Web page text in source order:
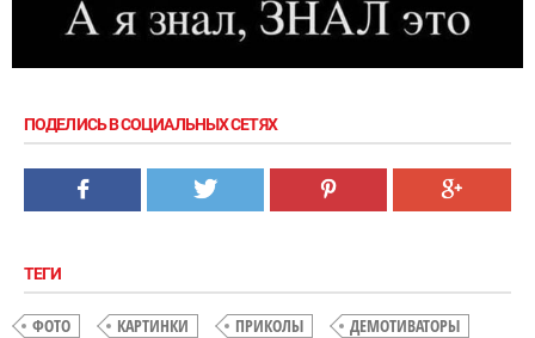
ПОДЕЛИСЬ В СОЦИАЛЬНЫХ СЕТЯХ
ТЕГИ
ФОТО КАРТИНКИ ПРИКОЛЫ
ДЕМОТИВАТОРЫ